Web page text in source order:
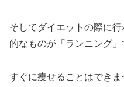
そしてダイエットの際に
的なものが「ランニング」
すぐに痩せることはでき